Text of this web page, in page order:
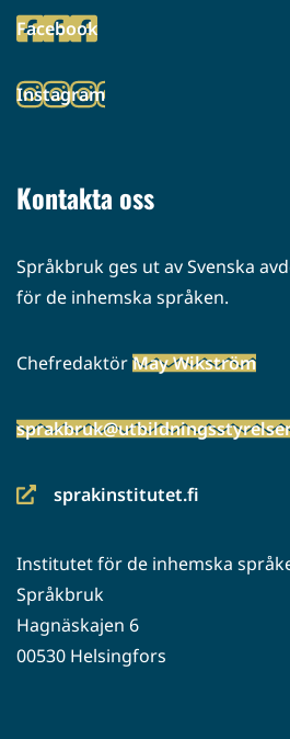
palveluun)
Facebook
(siirryt
palveluun)
Instagram
(siirryt
Kontakta oss
Språkbruk ges ut av Svenska
för de inhemska språken.
ChefredaktörMay Wikström
sprakinstitutet.fi
(siirryt
palveluun)
Institutet för de inhemska
Språkbruk
Hagnäskajen 6
00530 Helsingfors